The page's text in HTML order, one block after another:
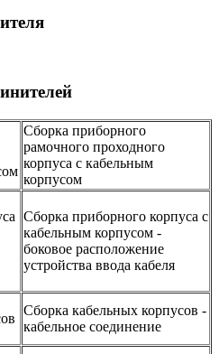
Сборка приборного
рамочного проходного
корпуса с кабельным
корпусом
Сборка приборного корпуса с
кабельным корпусом -
боковое расположение
устройства ввода кабеля
Сборка кабельных корпусов -
кабельное соединение